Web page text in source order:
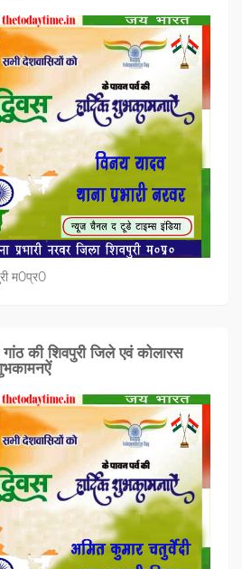
म0प्र0
की शिवपुरी जिले एवं कोलारस